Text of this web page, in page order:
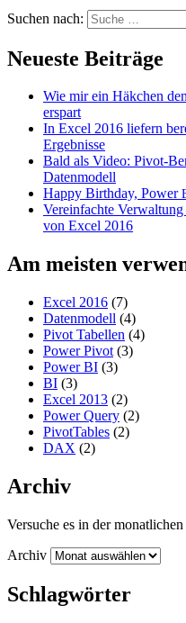
Suchen nach:
Neueste Beiträge
Wie mir ein Häkchen
erspart
In Excel 2016 liefern
Ergebnisse
Bald als Video: Pivot-
Datenmodell
Happy Birthday, Power
Vereinfachte
von Excel 2016
Am meisten
Excel 2016 (7)
Datenmodell (4)
Pivot Tabellen (4)
Power Pivot (3)
Power BI (3)
BI (3)
Excel 2013 (2)
Power Query (2)
PivotTables (2)
DAX (2)
Archiv
Versuche es in der
Archiv
Schlagwörter